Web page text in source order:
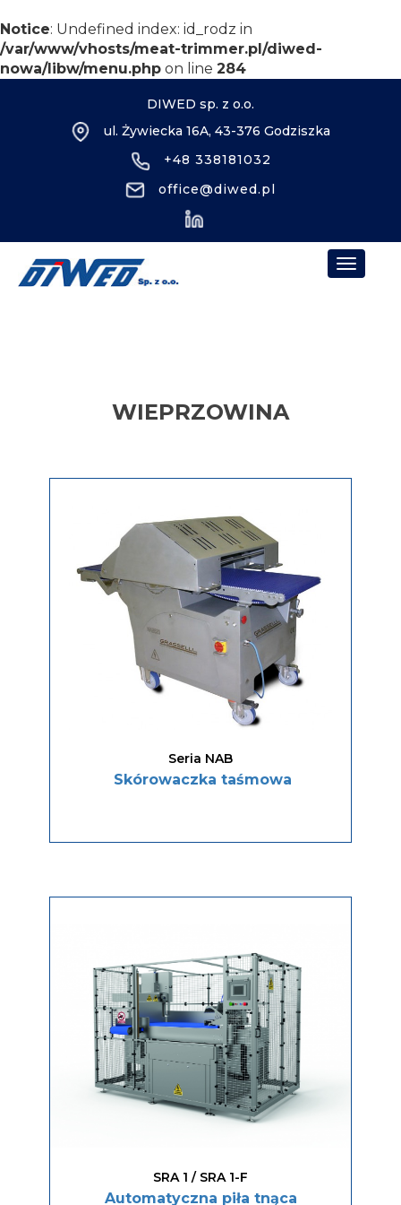
Notice: Undefined index: id_rodz in
/var/www/vhosts/meat-trimmer.pl/diwed-
nowa/libw/menu.php on line 284
DIWED sp. z o.o.
ul. Żywiecka 16A, 43-376 Godziszka
+48 338181032
office@diwed.pl
Toggle
WIEPRZOWINA
Seria NAB
Skórowaczka taśmowa
SRA 1 / SRA 1-F
Automatyczna piła tnąca